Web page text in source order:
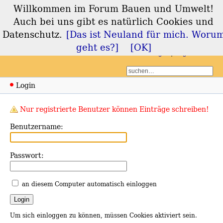
Forum Bauen und
Umwelt
Login
Nur registrierte Benutzer können Einträge schreiben!
Benutzername:
Passwort:
an diesem Computer automatisch einloggen
Um sich einloggen zu können, müssen Cookies aktiviert sein.
Willkommen im Forum Bauen und Umwelt!
Auch bei uns gibt es natürlich Cookies und
Datenschutz. [Das ist Neuland für mich.
geht es?]
[OK]